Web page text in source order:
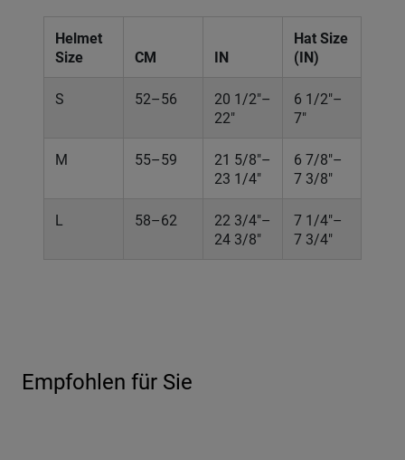
Helmet
Size
CM IN
Hat Size
(IN)
S 52–56
20 1/2"–
22"
6 1/2"–
7"
M 55–59
21 5/8"–
23 1/4"
6 7/8"–
7 3/8"
L 58–62
22 3/4"–
24 3/8"
7 1/4"–
7 3/4"
Empfohlen für Sie